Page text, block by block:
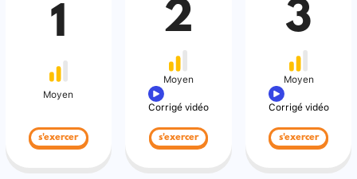
1
Moyen
s'exercer
2
Moyen
Corrigé vidéo
s'exercer
3
Moyen
Corrigé vidéo
s'exercer